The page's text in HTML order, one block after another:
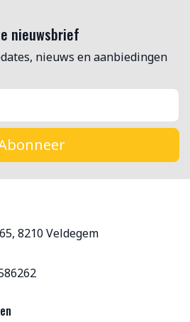
nieuwsbrief
nieuws en aanbiedingen
8210 Veldegem